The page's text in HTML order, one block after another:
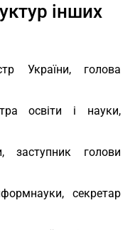
інших
України, голова
освіти і науки,
заступник голови
секретар